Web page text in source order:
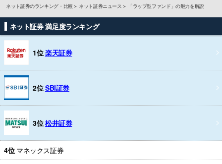
ネット証券のランキング・比較 ネット証券ニュース 「ラップ型ファンド」の魅力を解説
ネット証券 満足度ランキング
1位楽天証券
2位SBI証券
3位松井証券
4位 マネックス証券